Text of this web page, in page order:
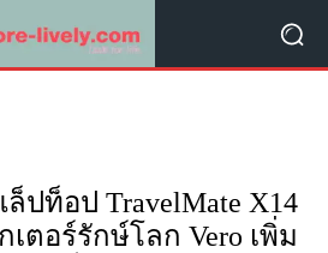
ล็ปท็อป TravelMate X14
เตอร์รักษ์โลก Vero เพิ่ม